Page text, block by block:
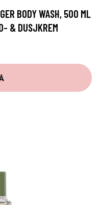
BODY WASH, 500 ML
& DUSJKREM